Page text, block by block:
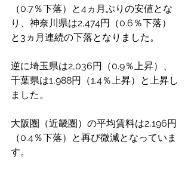
（0.7％下落）と4ヵ月ぶりの安値とな
り、神奈川県は2,474円（0.6％下落）
と3ヵ月連続の下落となりました。
逆に埼玉県は2,036円（0.9％上昇）、
千葉県は1,988円（1.4％上昇）と上昇し
ました。
大阪圏（近畿圏）の平均賃料は2,196円
（0.4％下落）と再び微減となっていま
す。